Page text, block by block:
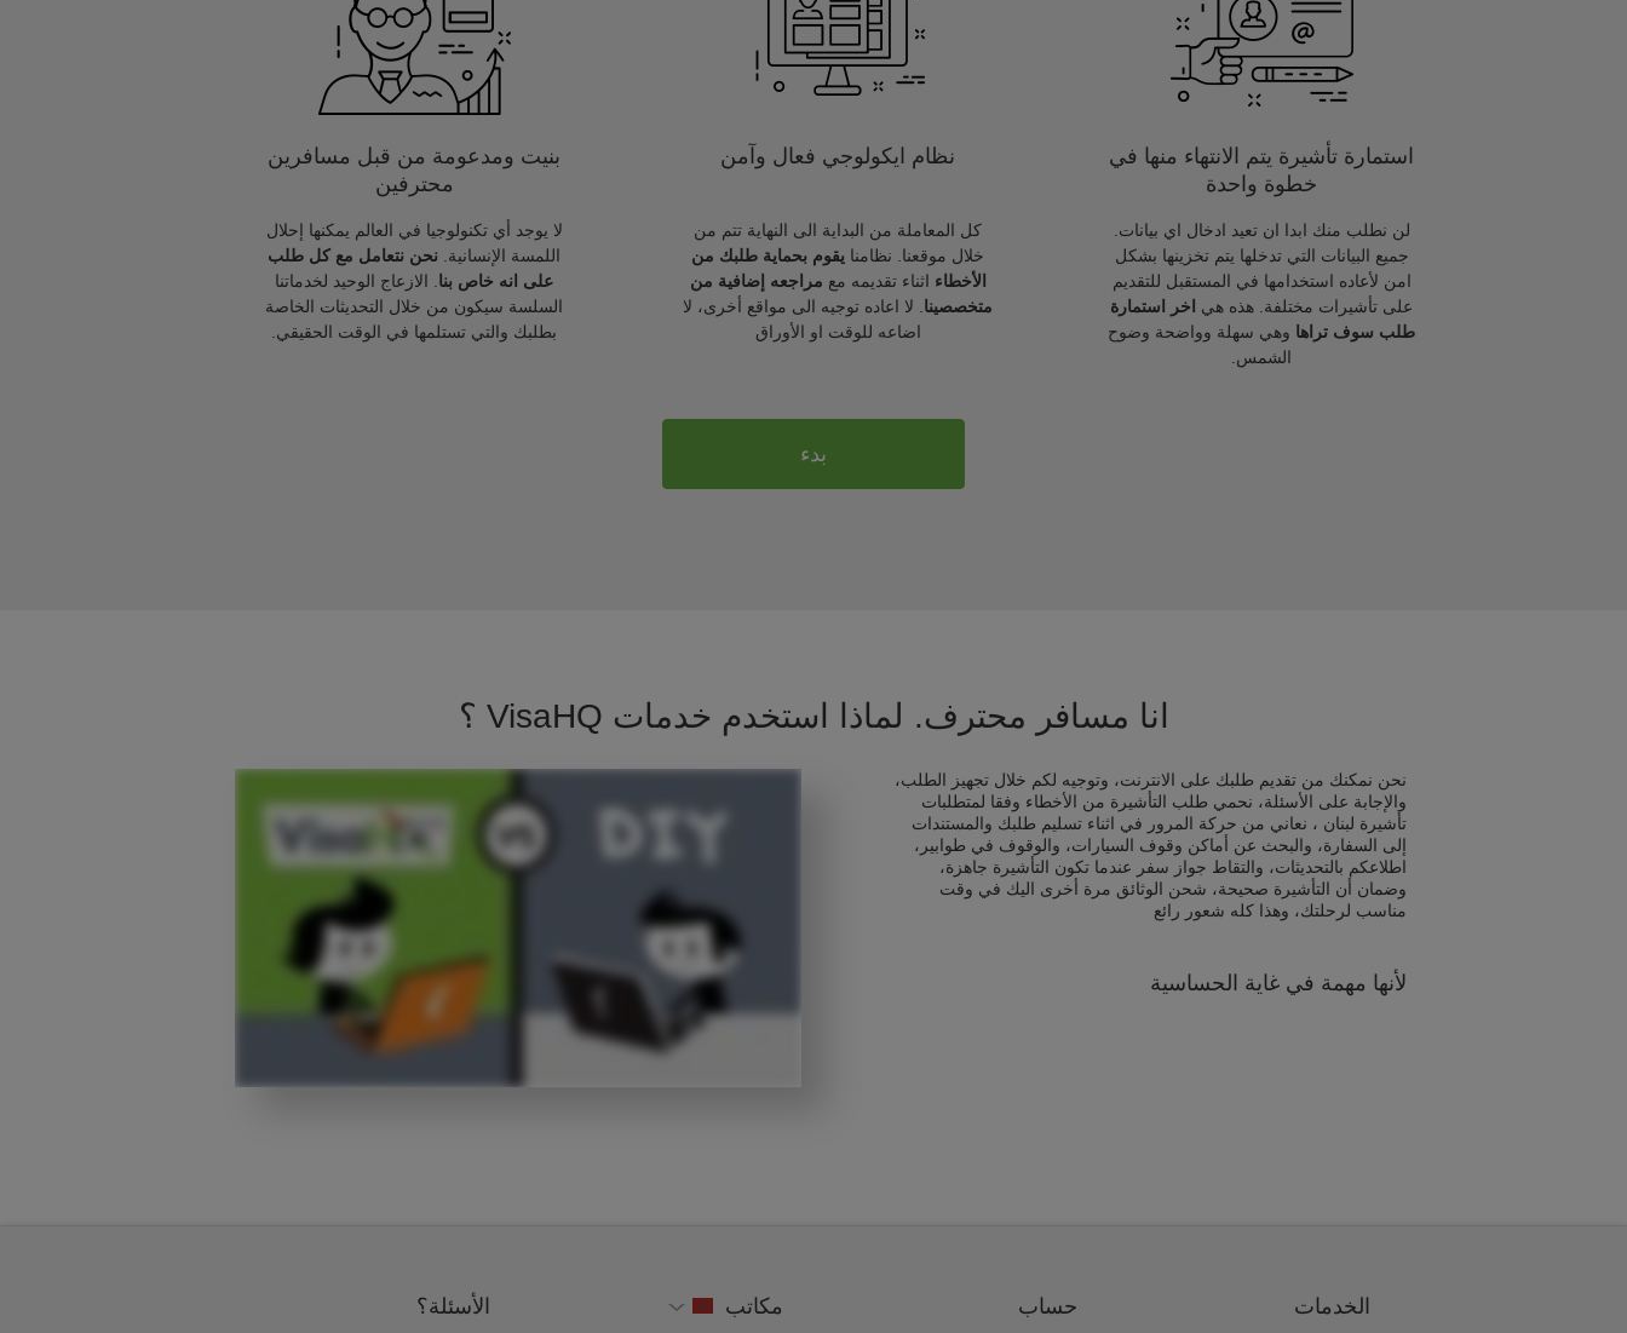
استمارة تأشيرة يتم الانتهاء منها في
خطوة واحدة
لن نطلب منك ابدا ان تعيد ادخال اي بيانات.
جميع البيانات التي تدخلها يتم تخزينها بشكل
امن لأعاده استخدامها في المستقبل للتقديم
على تأشيرات مختلفة. هذه هي
اخر استمارة
طلب سوف تراها وهي سهلة وواضحة وضوح
الشمس.
نظام ايكولوجي فعال وآمن
كل المعاملة من البداية الى النهاية تتم من
خلال موقعنا. نظامنا يقوم بحماية طلبك من
الأخطاء اثناء تقديمه مع مراجعه إضافية من
متخصصينا . لا اعاده توجيه الى مواقع أخرى، لا
اضاعه للوقت او الأوراق
بنيت ومدعومة من قبل مسافرين
محترفين
لا يوجد أي تكنولوجيا في العالم يمكنها إحلال
اللمسة الإنسانية. نحن نتعامل مع كل طلب
على انه خاص بنا . الازعاج الوحيد لخدماتنا
السلسة سيكون من خلال التحديثات الخاصة
بطلبك والتي تستلمها في الوقت الحقيقي.
بدء
انا مسافر محترف. لماذا استخدم خدمات VisaHQ ؟
نحن نمكنك من تقديم طلبك على الانترنت، وتوجيه لكم خلال تجهيز الطلب،
والإجابة على الأسئلة، نحمي طلب التأشيرة من الأخطاء وفقا لمتطلبات
تأشيرة لبنان ، نعاني من حركة المرور في اثناء تسليم طلبك والمستندات
إلى السفارة، والبحث عن أماكن وقوف السيارات، والوقوف في طوابير،
اطلاعكم بالتحديثات، والتقاط جواز سفر عندما تكون التأشيرة جاهزة،
وضمان أن التأشيرة صحيحة، شحن الوثائق مرة أخرى اليك في وقت
مناسب لرحلتك، وهذا كله شعور رائع
لأنها مهمة في غاية الحساسية
الخدمات حساب مكاتب الأسئلة؟